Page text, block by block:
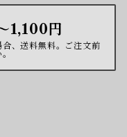
1,100円
、送料無料。ご注文前